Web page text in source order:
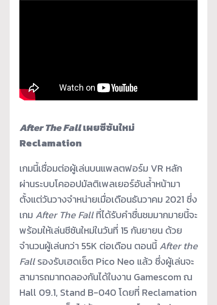
After The Fallเผยซีซันใหม่
Reclamation
เกมนี้เชื่อมต่อผู้เล่นบนแพลตฟอร์ม VR หลัก
ผ่านระบบโคออปมัลติเพลเยอร์อันล้ำหน้ามา
ตั้งแต่วันวางจำหน่ายเมื่อเดือนธันวาคม 2021 ซึ่ง
เกม After The Fallที่ได้รับคำชื่นชมมากมายนี้จะ
พร้อมให้เล่นซีซันใหม่ในวันที่ 15 กันยายน ด้วย
จำนวนผู้เล่นกว่า 55K ต่อเดือน ตอนนี้After the
Fallรองรับเฮดเซ็ต Pico Neo แล้ว ซึ่งผู้เล่นจะ
สามารถมาทดลองกันได้ในงาน Gamescom ณ
Hall 09.1, Stand B-040 โดยที่ Reclamation